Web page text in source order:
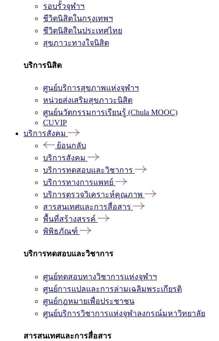
รอบรั้วจุฬาฯ
ชีวิตนิสิตในกรุงเทพฯ
ชีวิตนิสิตในประเทศไทย
สุขภาวะทางใจนิสิต
บริการนิสิต
ศูนย์บริการสุขภาพแห่งจุฬาฯ
หน่วยส่งเสริมสุขภาวะนิสิต
ศูนย์นวัตกรรมการเรียนรู้ (Chula MOOC)
CUVIP
บริการสังคม
ย้อนกลับ
บริการสังคม
บริการทดสอบและวิชาการ
บริการทางการแพทย์
บริการตรวจวิเคราะห์คุณภาพ
สารสนเทศและการสื่อสาร
พื้นที่สร้างสรรค์
พิพิธภัณฑ์
บริการทดสอบและวิชาการ
ศูนย์ทดสอบทางวิชาการแห่งจุฬาฯ
ศูนย์การแปลและการล่ามเฉลิมพระเกียรติ
ศูนย์กฎหมายเพื่อประชาชน
ศูนย์บริการวิชาการแห่งจุฬาลงกรณ์มหาวิทยาลัย
สารสนเทศและการสื่อสาร